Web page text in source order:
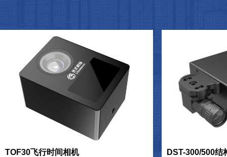
TOF30飞行时间相机 DST-300/500结